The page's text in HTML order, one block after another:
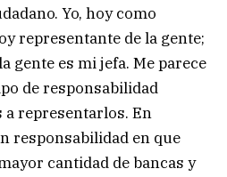
Yo, hoy como
representante de la gente;
gente es mi jefa. Me parece
de responsabilidad
a representarlos. En
responsabilidad en que
cantidad de bancas y